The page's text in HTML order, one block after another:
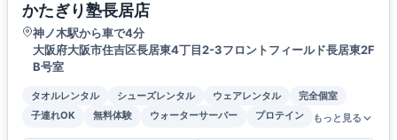
かたぎり塾長居店
神ノ木駅から車で4分
大阪府大阪市住吉区長居東4丁目2-3フロントフィールド長居東2F
B号室
タオルレンタル シューズレンタル ウェアレンタル
完全個室
子連れOK
無料体験 ウォーターサーバー プロテイン もっと見る